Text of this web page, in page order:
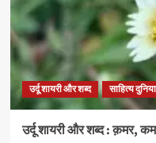
उर्दू शायरी और शब्द साहित्य दुनिया
उर्दू शायरी और शब्द :